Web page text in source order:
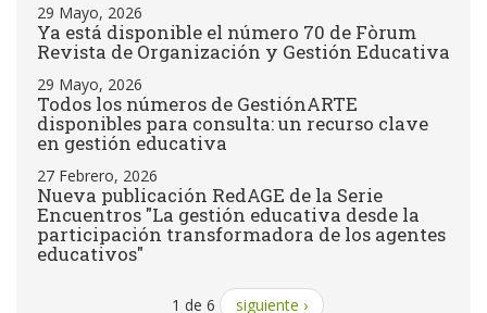
29 Mayo, 2026
Ya está disponible el número 70 de Fòrum
Revista de Organización y Gestión Educativa
29 Mayo, 2026
Todos los números de GestiónARTE
disponibles para consulta: un recurso clave
en gestión educativa
27 Febrero, 2026
Nueva publicación RedAGE de la Serie
Encuentros "La gestión educativa desde la
participación transformadora de los agentes
educativos"
1 de 6 siguiente ›